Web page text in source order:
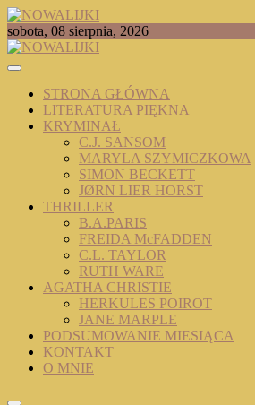
Skip
to
content
NOWALIJKI
TOMASZ RADOCHOŃSKI PISZE O
sobota, 08 sierpnia, 2026
STRONA GŁÓWNA
LITERATURA PIĘKNA
KRYMINAŁ
C.J. SANSOM
MARYLA SZYMICZKOWA
SIMON BECKETT
JØRN LIER HORST
THRILLER
B.A.PARIS
FREIDA McFADDEN
C.L. TAYLOR
RUTH WARE
AGATHA CHRISTIE
HERKULES POIROT
JANE MARPLE
PODSUMOWANIE MIESIĄCA
KONTAKT
O MNIE